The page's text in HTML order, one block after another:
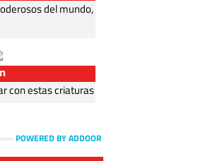
del mundo,
con estas criaturas
POWERED BY ADDOOR